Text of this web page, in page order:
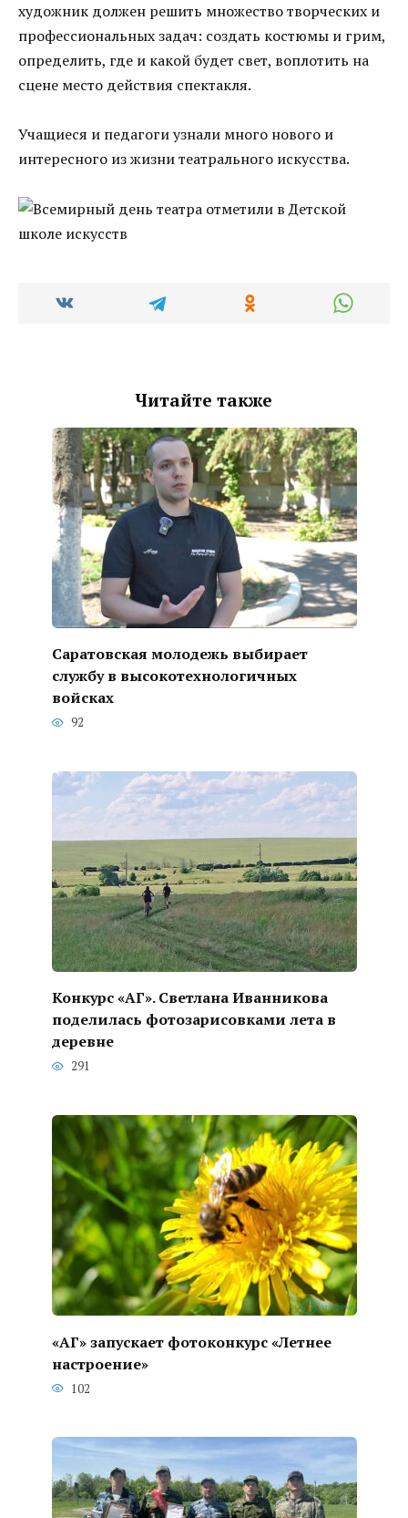
художник должен решить множество творческих и
профессиональных задач: создать костюмы и грим,
определить, где и какой будет свет, воплотить на
сцене место действия спектакля.
Учащиеся и педагоги узнали много нового и
интересного из жизни театрального искусства.
Читайте также
Саратовская молодежь выбирает
службу в высокотехнологичных
войсках
92
Конкурс «АГ». Светлана Иванникова
поделилась фотозарисовками лета в
деревне
291
«АГ» запускает фотоконкурс «Летнее
настроение»
102